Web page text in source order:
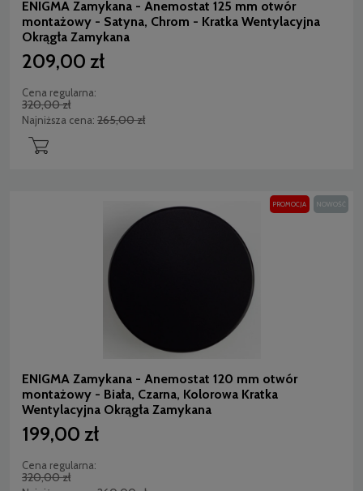
ENIGMA Zamykana - Anemostat 125 mm otwór
montażowy - Satyna, Chrom - Kratka Wentylacyjna
Okrągła Zamykana
209,00 zł
Cena regularna:
320,00 zł
Najniższa cena: 265,00 zł
ENIGMA Zamykana - Anemostat 120 mm otwór
montażowy - Biała, Czarna, Kolorowa Kratka
Wentylacyjna Okrągła Zamykana
199,00 zł
Cena regularna:
320,00 zł
PROMOCJA NOWOŚĆ